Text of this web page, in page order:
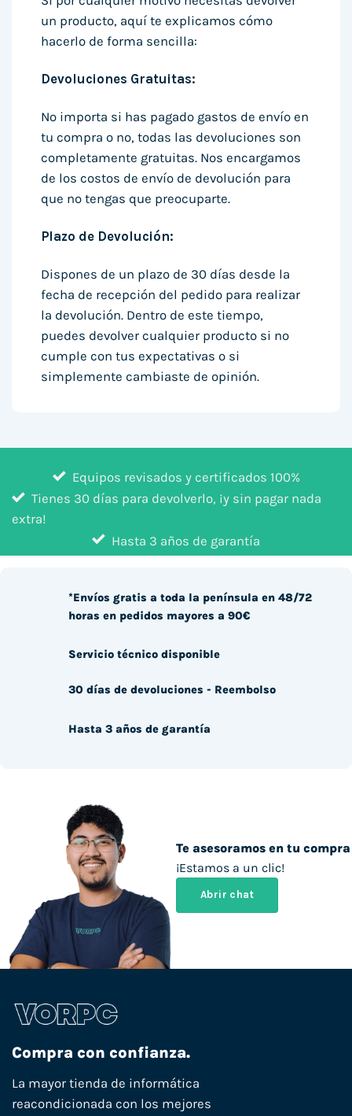
un producto, aquí te explicamos cómo
hacerlo de forma sencilla:
Devoluciones Gratuitas:
No importa si has pagado gastos de envío en
tu compra o no, todas las devoluciones son
completamente gratuitas. Nos encargamos
de los costos de envío de devolución para
que no tengas que preocuparte.
Plazo de Devolución:
Dispones de un plazo de 30 días desde la
fecha de recepción del pedido para realizar
la devolución. Dentro de este tiempo,
puedes devolver cualquier producto si no
cumple con tus expectativas o si
simplemente cambiaste de opinión.
Equipos revisados y certificados 100%
Tienes 30 días para devolverlo, ¡y sin pagar nada
extra!
Hasta 3 años de garantía
Te asesoramos en tu compra
¡Estamos a un clic!
Abrir chat
*Envíos gratis a toda la península en 48/72
horas en pedidos mayores a 90€
Servicio técnico disponible
30 días de devoluciones - Reembolso
Hasta 3 años de garantía
Compra con confianza.
La mayor tienda de informática
reacondicionada con los mejores